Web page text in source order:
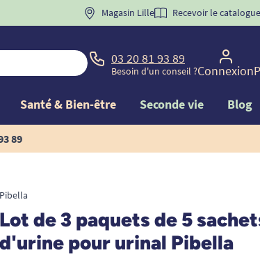
BIENVENUE" pourla 1ère commande
Magasin Lille Recevoir le catalogue
03 20 81 93 89
Besoin d'un conseil ?Connexion
Santé & Bien-être Seconde vie Blog
89
Pibella
Lot de 3 paquets de 5
d'urine pour urinal Pibella